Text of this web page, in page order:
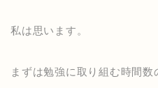
私は思います。
まずは勉強に取り組む時間数